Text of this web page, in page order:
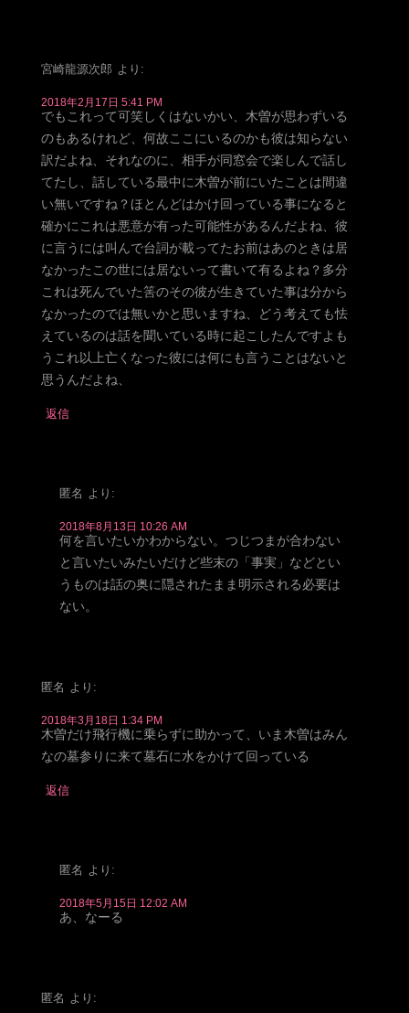
宮崎龍源次郎 より:
2018年2月17日 5:41 PM
でもこれって可笑しくはないかい、木曽が思わずいる
のもあるけれど、何故ここにいるのかも彼は知らない
訳だよね、それなのに、相手が同窓会で楽しんで話し
てたし、話している最中に木曽が前にいたことは間違
い無いですね？ほとんどはかけ回っている事になると
確かにこれは悪意が有った可能性があるんだよね、彼
に言うには叫んで台詞が載ってたお前はあのときは居
なかったこの世には居ないって書いて有るよね？多分
これは死んでいた筈のその彼が生きていた事は分から
なかったのでは無いかと思いますね、どう考えても怯
えているのは話を聞いている時に起こしたんですよも
うこれ以上亡くなった彼には何にも言うことはないと
思うんだよね、
返信
匿名 より:
2018年8月13日 10:26 AM
何を言いたいかわからない。つじつまが合わない
と言いたいみたいだけど些末の「事実」などとい
うものは話の奥に隠されたまま明示される必要は
ない。
匿名 より:
2018年3月18日 1:34 PM
木曽だけ飛行機に乗らずに助かって、いま木曽はみん
なの墓参りに来て墓石に水をかけて回っている
返信
匿名 より:
2018年5月15日 12:02 AM
あ、なーる
匿名 より: